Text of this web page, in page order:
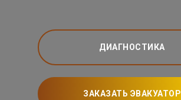
ДИАГНОСТИКА
ЗАКАЗАТЬ ЭВАКУАТОР